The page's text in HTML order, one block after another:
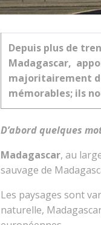
Depuis plus de
Madagascar,
majoritairement
mémorables; ils
D’abord quelques
Madagascar, au
sauvage de
Les paysages sont
naturelle,